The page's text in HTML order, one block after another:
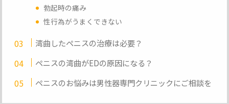
勃起時の痛み
性行為がうまくできない
湾曲したペニスの治療は必要？
ペニスの湾曲がEDの原因になる？
ペニスのお悩みは男性器専門クリニックにご相談を